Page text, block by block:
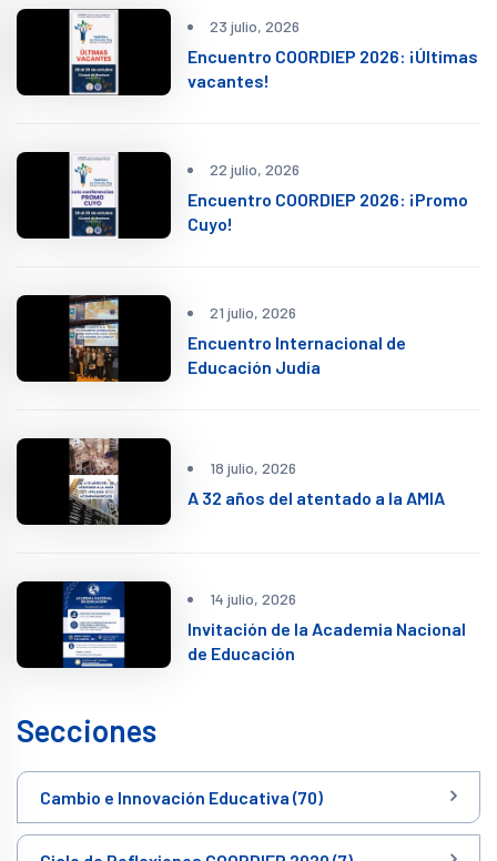
23 julio, 2026
Encuentro COORDIEP 2026: ¡Últimas
vacantes!
22 julio, 2026
Encuentro COORDIEP 2026: ¡Promo
Cuyo!
21 julio, 2026
Encuentro Internacional de
Educación Judía
18 julio, 2026
A 32 años del atentado a la AMIA
14 julio, 2026
Invitación de la Academia Nacional
de Educación
Secciones
Cambio e Innovación Educativa (70)